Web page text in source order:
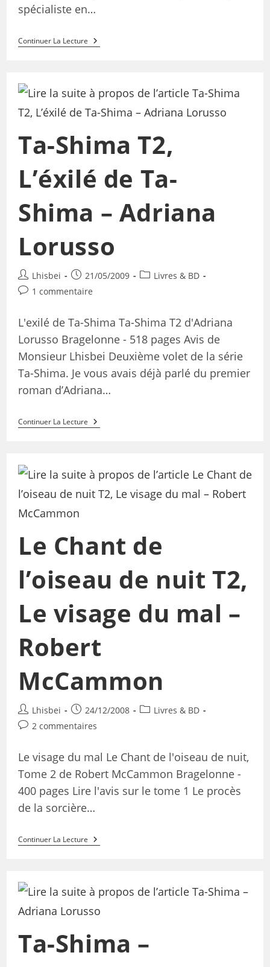
spécialiste en…
Continuer La Lecture
Ta-Shima T2,
L’éxilé de Ta-
Shima – Adriana
Lorusso
Lhisbei 21/05/2009
Livres & BD
1 commentaire
L'exilé de Ta-Shima Ta-Shima T2 d'Adriana
Lorusso Bragelonne - 518 pages Avis de
Monsieur Lhisbei Deuxième volet de la série
Ta-Shima. Je vous avais déjà parlé du premier
roman d’Adriana…
Continuer La Lecture
Le Chant de
l’oiseau de nuit T2,
Le visage du mal –
Robert
McCammon
Lhisbei 24/12/2008
Livres & BD
2 commentaires
Le visage du mal Le Chant de l'oiseau de nuit,
Tome 2 de Robert McCammon Bragelonne -
400 pages Lire l'avis sur le tome 1 Le procès
de la sorcière…
Continuer La Lecture
Ta-Shima –